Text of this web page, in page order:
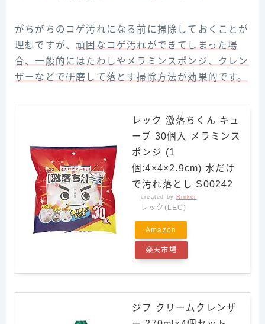
がちがちのコゲ汚れになる前に掃除しておくことが
理想ですが、頑固なコゲ汚れができてしまった場
合、一般的にはたわしやメラミンスポンジ、クレン
ザーなどで研磨して落とす掃除方法が効果的です。
レック 激落ちくん キュ
ーブ 30個入 メラミンス
ポンジ (1
個:4×4×2.9cm) 水だけ
で汚れ落とし S00242
created by Rinker
レック(LEC)
Amazon
楽天市場
ジフ クリームクレンザ